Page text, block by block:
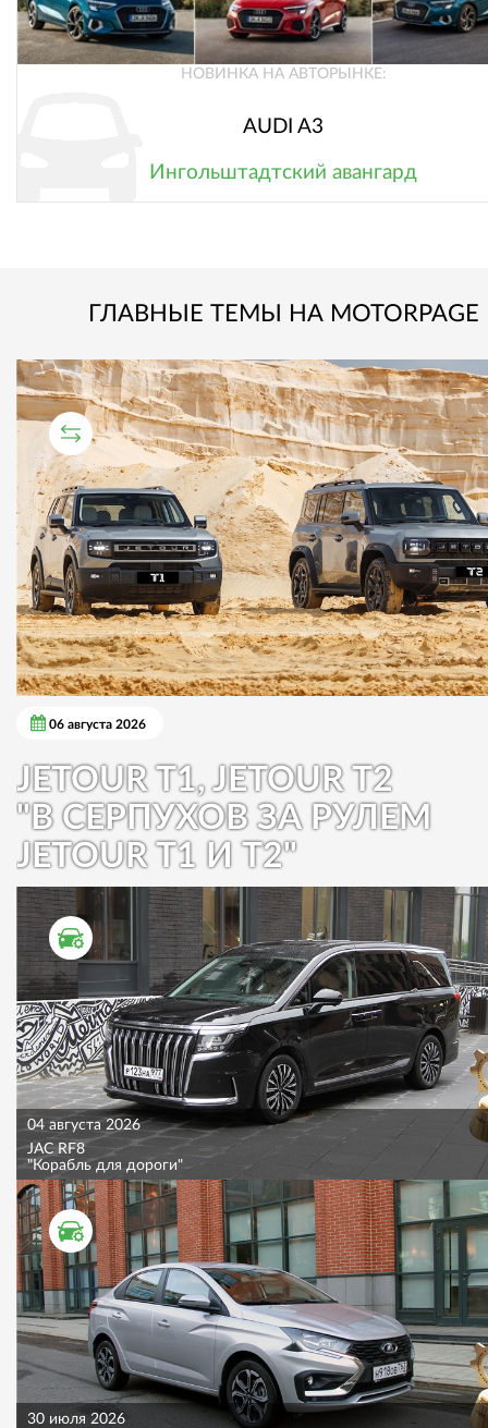
НОВИНКА НА АВТОРЫНКЕ:
AUDI A3
Ингольштадтский авангард
ГЛАВНЫЕ ТЕМЫ НА MOTORPAGE
СРАВНИТЕЛЬНЫЙ ТЕСТ
06 августа 2026
JETOUR T1, JETOUR T2
"В СЕРПУХОВ ЗА РУЛЕМ
JETOUR T1 И T2"
ТЕСТ ДРАЙВ
04 августа 2026
JAC RF8
"Корабль для дороги"
ТЕСТ ДРАЙВ
30 июля 2026